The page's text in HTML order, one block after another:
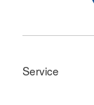
Service